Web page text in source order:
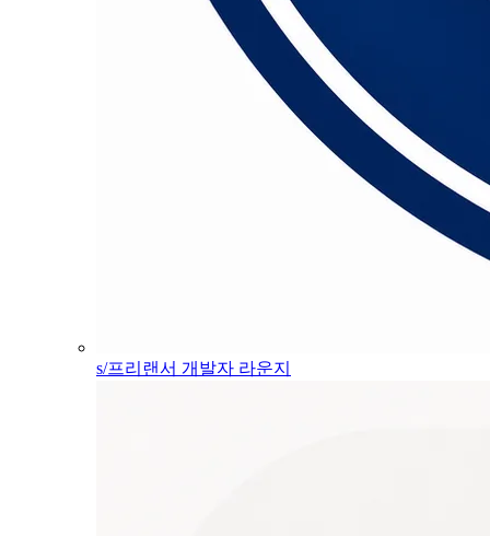
s/프리랜서 개발자 라운지